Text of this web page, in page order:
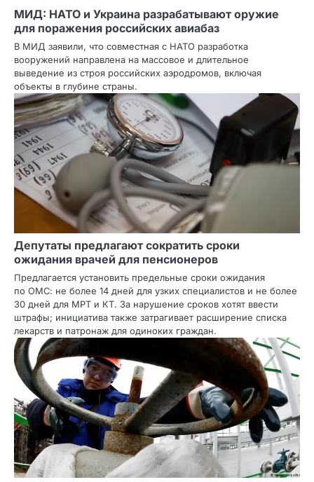
МИД: НАТО и Украина разрабатывают оружие
для поражения российских авиабаз
В МИД заявили, что совместная с НАТО разработка
вооружений направлена на массовое и длительное
выведение из строя российских аэродромов, включая
объекты в глубине страны.
Депутаты предлагают сократить сроки
ожидания врачей для пенсионеров
Предлагается установить предельные сроки ожидания
по ОМС: не более 14 дней для узких специалистов и не более
30 дней для МРТ и КТ. За нарушение сроков хотят ввести
штрафы; инициатива также затрагивает расширение списка
лекарств и патронаж для одиноких граждан.